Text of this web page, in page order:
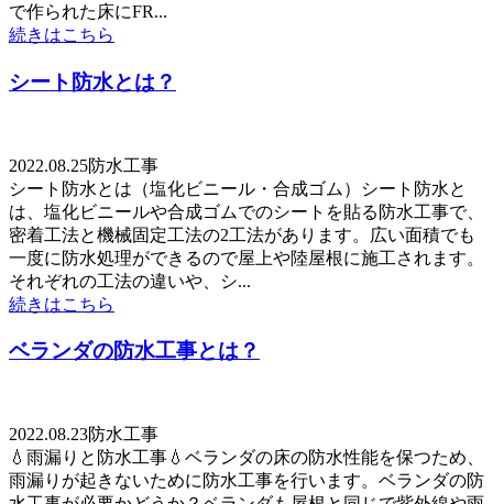
で作られた床にFR...
続きはこちら
シート防水とは？
2022.08.25防水工事
シート防水とは（塩化ビニール・合成ゴム）シート防水と
は、塩化ビニールや合成ゴムでのシートを貼る防水工事で、
密着工法と機械固定工法の2工法があります。広い面積でも
一度に防水処理ができるので屋上や陸屋根に施工されます。
それぞれの工法の違いや、シ...
続きはこちら
ベランダの防水工事とは？
2022.08.23防水工事
💧雨漏りと防水工事💧ベランダの床の防水性能を保つため、
雨漏りが起きないために防水工事を行います。ベランダの防